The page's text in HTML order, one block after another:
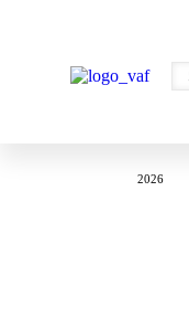
2026